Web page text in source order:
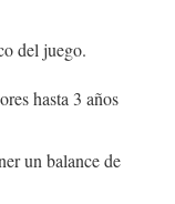
del juego.
hasta 3 años
un balance de